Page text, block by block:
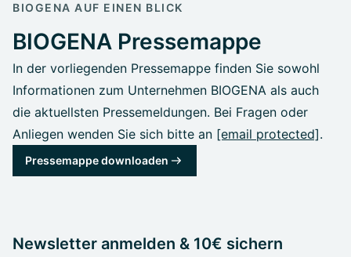
BIOGENA AUF EINEN BLICK
BIOGENA Pressemappe
In der vorliegenden Pressemappe finden Sie sowohl
Informationen zum Unternehmen BIOGENA als auch
die aktuellsten Pressemeldungen. Bei Fragen oder
Anliegen wenden Sie sich bitte an [email protected].
Pressemappe downloaden
Newsletter anmelden & 10€ sichern